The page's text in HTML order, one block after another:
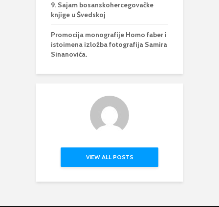
9. Sajam bosanskohercegovačke
knjige u Švedskoj
Promocija monografije Homo faber i
istoimena izložba fotografija Samira
Sinanovića.
VIEW ALL POSTS